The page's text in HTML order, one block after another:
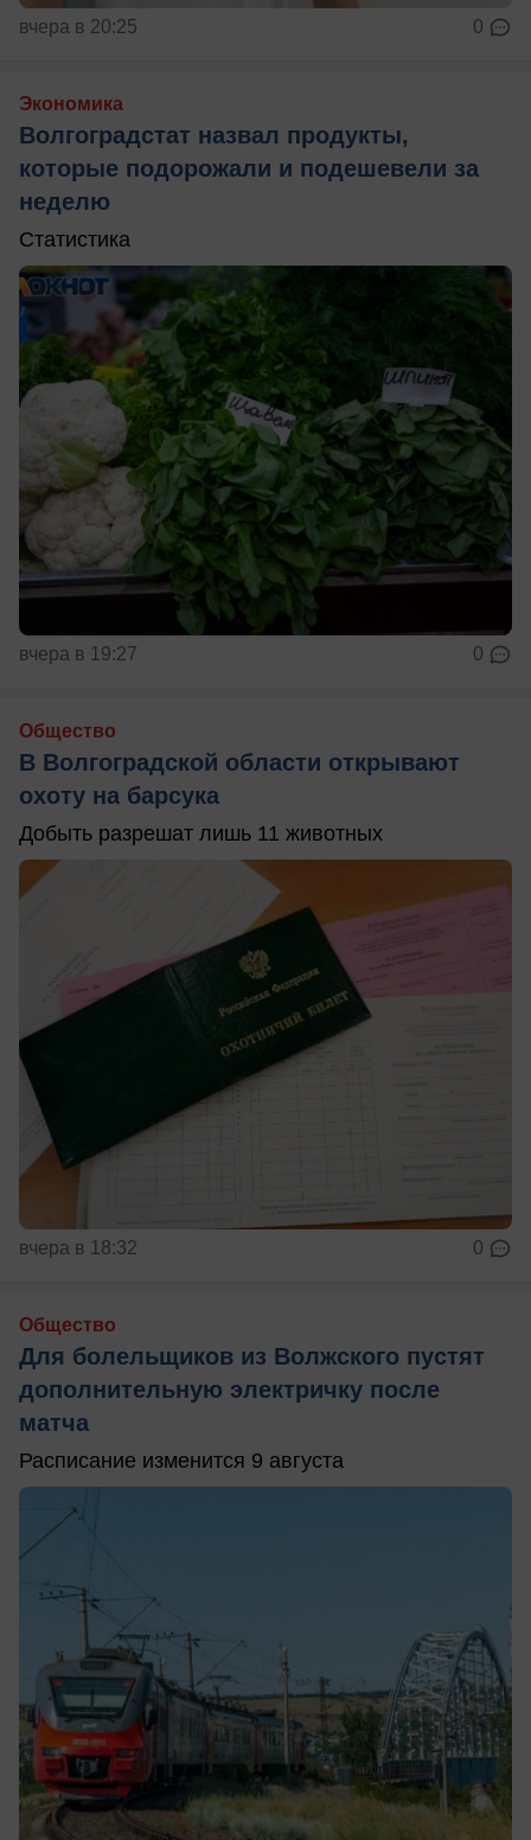
вчера в 20:25 0
Экономика
Волгоградстат назвал продукты,
которые подорожали и подешевели за
неделю
Статистика
вчера в 19:27 0
Общество
В Волгоградской области открывают
охоту на барсука
Добыть разрешат лишь 11 животных
вчера в 18:32 0
Общество
Для болельщиков из Волжского пустят
дополнительную электричку после
матча
Расписание изменится 9 августа